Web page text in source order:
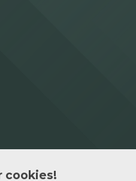
cookies!